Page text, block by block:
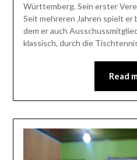
Württemberg. Sein erster
Seit mehreren Jahren spielt er
dem er auch
klassisch, durch die
Read